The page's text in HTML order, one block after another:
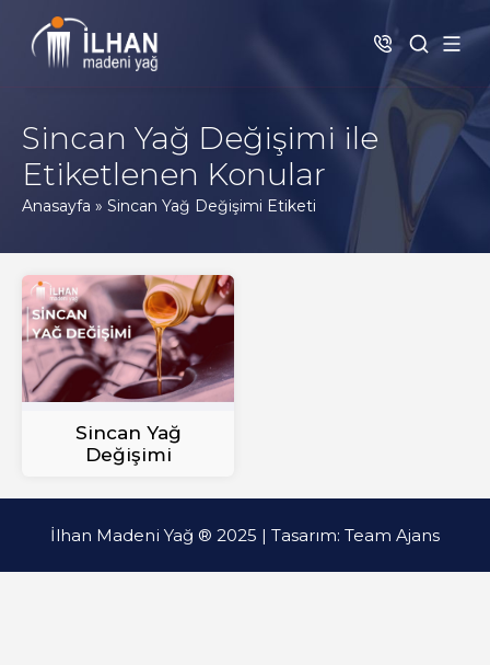
Sincan Yağ Değişimi ile
Etiketlenen Konular
Anasayfa » Sincan Yağ Değişimi Etiketi
Sincan Yağ
Değişimi
İlhan Madeni Yağ ® 2025 | Tasarım: Team Ajans